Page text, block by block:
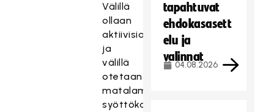
Välillä
ollaan
aktiivisia,
ja
välillä
otetaan
matalammalta
syöttökatkoja
tapahtuvat
ehdokasasett
elu ja
valinnat
04.08.2026